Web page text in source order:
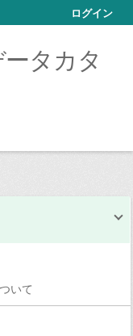
ログイン
タカタ
いて